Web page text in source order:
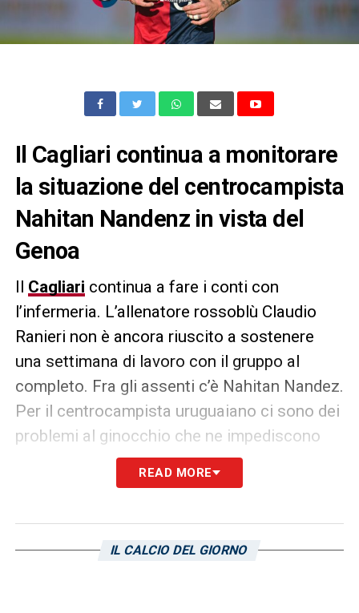
Il Cagliari continua a monitorare
la situazione del centrocampista
Nahitan Nandenz in vista del
Genoa
Il Cagliari continua a fare i conti con
l’infermeria. L’allenatore rossoblù Claudio
Ranieri non è ancora riuscito a sostenere
una settimana di lavoro con il gruppo al
completo. Fra gli assenti c’è Nahitan Nandez.
Per il centrocampista uruguaiano ci sono dei
problemi al ginocchio che ne impediscono
l’impiego sui campi della Serie B. La
distorsione arrivata arrivata prima della
svolto parzialmente in gruppo nella giornata
READ MORE
IL CALCIO DEL GIORNO